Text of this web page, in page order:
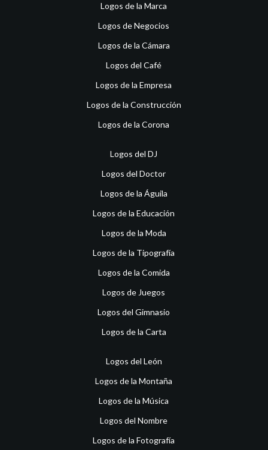
Logos de la Marca
Logos de Negocios
Logos de la Cámara
Logos del Café
Logos de la Empresa
Logos de la Construcción
Logos de la Corona
Logos del DJ
Logos del Doctor
Logos de la Águila
Logos de la Educación
Logos de la Moda
Logos de la Tipografía
Logos de la Comida
Logos de Juegos
Logos del Gimnasio
Logos de la Carta
Logos del León
Logos de la Montaña
Logos de la Música
Logos del Nombre
Logos de la Fotografía